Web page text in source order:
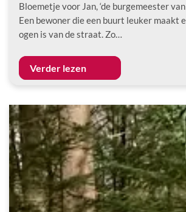
Bloemetje voor Jan, ‘de burgemeester
Een bewoner die een buurt leuker maakt
ogen is van de straat. Zo…
Verder lezen